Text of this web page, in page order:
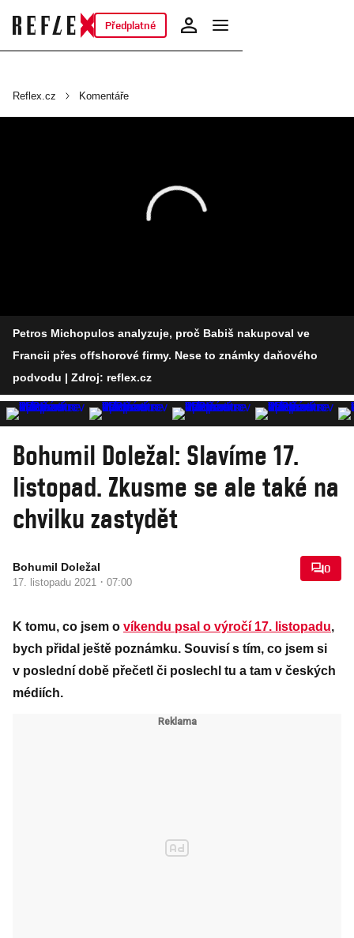
Předplatné
Reflex.cz Komentáře
Petros Michopulos analyzuje, proč Babiš nakupoval ve
Francii přes offshorové firmy. Nese to známky daňového
podvodu | Zdroj: reflex.cz
Bohumil Doležal: Slavíme 17.
listopad. Zkusme se ale také na
chvilku zastydět
Bohumil Doležal
17. listopadu 2021 · 07:00
0
K tomu, co jsem o víkendu psal o výročí 17. listopadu,
bych přidal ještě poznámku. Souvisí s tím, co jsem si
v poslední době přečetl či poslechl tu a tam v českých
médiích.